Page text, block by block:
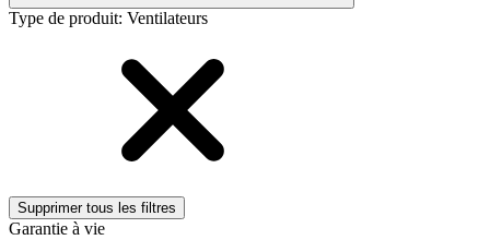
Type de produit: Ventilateurs
Supprimer tous les filtres
Garantie à vie